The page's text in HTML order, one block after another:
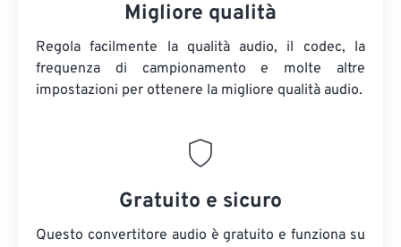
Migliore qualità
Regola facilmente la qualità audio, il codec, la
frequenza di campionamento e molte altre
impostazioni per ottenere la migliore qualità audio.
Gratuito e sicuro
Questo convertitore audio è gratuito e funziona su